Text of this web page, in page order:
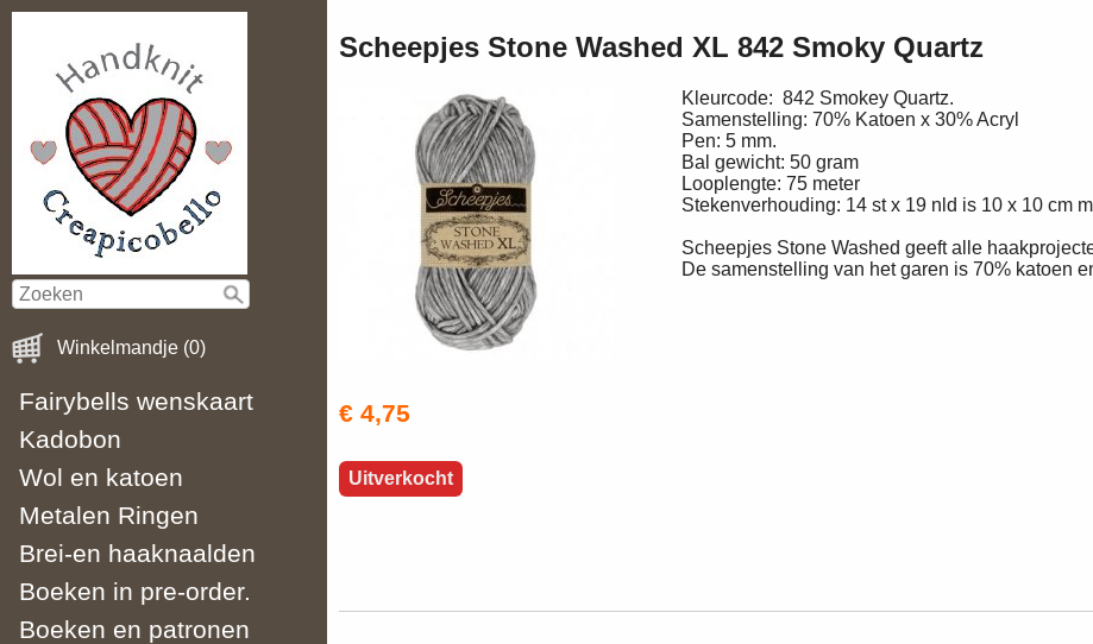
Winkelmandje (0)
Fairybells wenskaart
Kadobon
Wol en katoen
Metalen Ringen
Brei-en haaknaalden
Boeken in pre-order.
Boeken en patronen
Scheepjes Stone Washed XL 842 Smoky Quartz
Kleurcode: 842 Smokey Quartz.
Samenstelling: 70% Katoen x 30% Acryl
Pen: 5 mm.
Bal gewicht: 50 gram
Looplengte: 75 meter
Stekenverhouding: 14 st x 19 nld is 10 x 10 cm
Scheepjes Stone Washed geeft alle
De samenstelling van het garen is 70% katoen
€ 4,75
Uitverkocht